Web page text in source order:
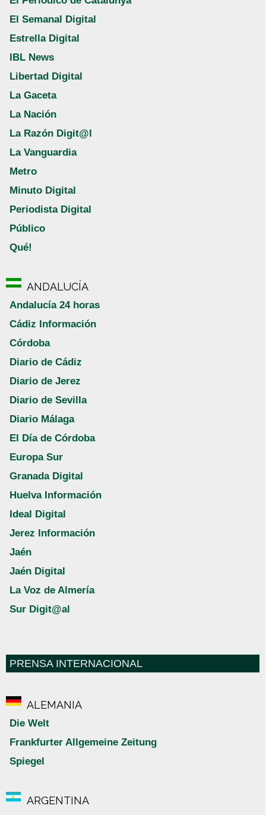
El Semanal Digital
Estrella Digital
IBL News
Libertad Digital
La Gaceta
La Nación
La Razón Digit@l
La Vanguardia
Metro
Minuto Digital
Periodista Digital
Público
Qué!
ANDALUCÍA
Andalucía 24 horas
Cádiz Información
Córdoba
Diario de Cádiz
Diario de Jerez
Diario de Sevilla
Diario Málaga
El Día de Córdoba
Europa Sur
Granada Digital
Huelva Información
Ideal Digital
Jerez Información
Jaén
Jaén Digital
La Voz de Almería
Sur Digit@al
PRENSA INTERNACIONAL
ALEMANIA
Die Welt
Frankfurter Allgemeine Zeitung
Spiegel
ARGENTINA